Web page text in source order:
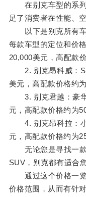
在别克车型的系列
足了消费者在性能、
以下是别克所有车
每款车型的定位和价
20,000美元，高配款
2. 别克昂科威：
美元，高配款价格约
3. 别克君越：豪华
元，高配款价格约为
4. 别克昂科拉：小
元，高配款价格约为
无论您是寻找一款
SUV，别克都有适合
通过这个价格一览
价格范围，从而有针